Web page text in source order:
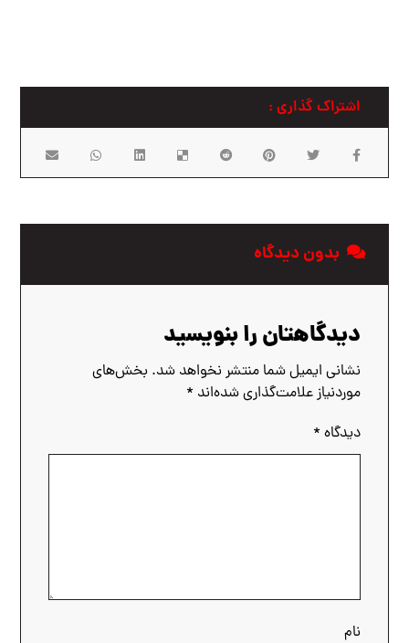
بدون دیدگاه
دیدگاهتان را بنویسید
نشانی ایمیل شما منتشر نخواهد شد. بخش‌های
موردنیاز علامت‌گذاری شده‌اند *
دیدگاه *
نام